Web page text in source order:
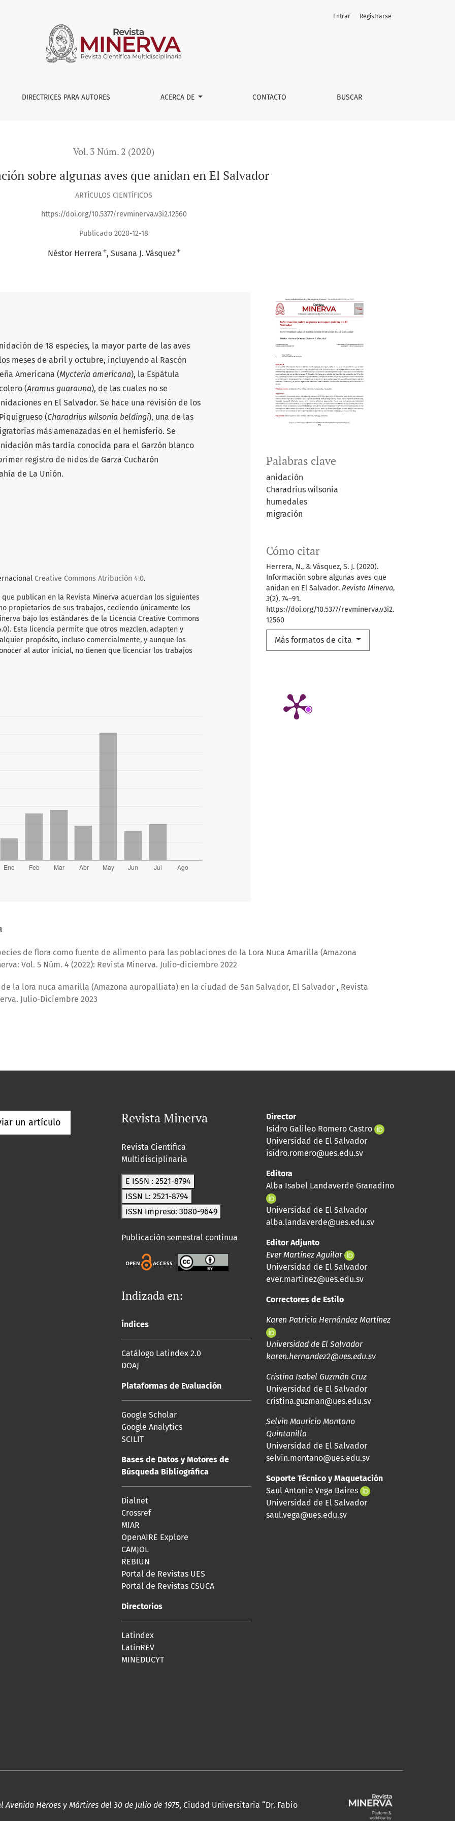
El Salvador
DIRECTRICES PARA AUTORES ACERCA DE CONTACTO BUSCAR
Entrar Registrarse
Vol. 3 Núm. 2 (2020)
sobre algunas aves que anidan en El Salvador
ARTÍCULOS CIENTÍFICOS
https://doi.org/10.5377/revminerva.v3i2.12560
Publicado 2020-12-18
Néstor Herrera + Susana J. Vásquez+
Palabras clave
anidación
Charadrius wilsonia
humedales
migración
Cómo citar
Herrera, N., & Vásquez, S. J. (2020).
Información sobre algunas aves que
anidan en El Salvador. Revista Minerva,
3(2), 74–91.
https://doi.org/10.5377/revminerva.v3i2.
12560
Más formatos de cita
de 18 especies, la mayor parte de las aves
meses de abril y octubre, incluyendo al Rascón
Americana (Mycteria americana), la Espátula
(Aramus guarauna), de las cuales no se
en El Salvador. Se hace una revisión de los
(Charadrius wilsonia beldingi), una de las
más amenazadas en el hemisferio. Se
más tardía conocida para el Garzón blanco
registro de nidos de Garza Cucharón
de La Unión.
Creative Commons Atribución 4.0.
publican en la Revista Minerva acuerdan los siguientes
propietarios de sus trabajos, cediendo únicamente los
bajo los estándares de la Licencia Creative Commons
Esta licencia permite que otros mezclen, adapten y
propósito, incluso comercialmente, y aunque los
al autor inicial, no tienen que licenciar los trabajos
de flora como fuente de alimento para las poblaciones de la Lora Nuca Amarilla (Amazona
Vol. 5 Núm. 4 (2022): Revista Minerva. Julio-diciembre 2022
la lora nuca amarilla (Amazona auropalliata) en la ciudad de San Salvador, El Salvador , Revista
Julio-Diciembre 2023
un artículo Revista Minerva
Revista Científica
Multidisciplinaria
E ISSN : 2521-8794
ISSN L: 2521-8794
ISSN Impreso: 3080-9649
Publicación semestral continua
Indizada en:
Índices
Catálogo Latindex 2.0
DOAJ
Plataformas de Evaluación
Google Scholar
Google Analytics
SCILIT
Bases de Datos y Motores de
Búsqueda Bibliográfica
Dialnet
Crossref
MIAR
OpenAIRE Explore
CAMJOL
REBIUN
Portal de Revistas UES
Portal de Revistas CSUCA
Directorios
Latindex
LatinREV
MINEDUCYT
Director
Isidro Galileo Romero Castro
Universidad de El Salvador
isidro.romero@ues.edu.sv
Editora
Alba Isabel Landaverde Granadino
Universidad de El Salvador
alba.landaverde@ues.edu.sv
Editor Adjunto
Ever Martínez Aguilar
Universidad de El Salvador
ever.martinez@ues.edu.sv
Correctores de Estilo
Karen Patricia Hernández Martínez
Universidad de El Salvador
karen.hernandez2@ues.edu.sv
Cristina Isabel Guzmán Cruz
Universidad de El Salvador
cristina.guzman@ues.edu.sv
Selvin Mauricio Montano
Quintanilla
Universidad de El Salvador
selvin.montano@ues.edu.sv
Soporte Técnico y Maquetación
Saul Antonio Vega Baires
Universidad de El Salvador
saul.vega@ues.edu.sv
Avenida Héroes y Mártires del 30 de Julio de 1975, Ciudad Universitaria “Dr. Fabio